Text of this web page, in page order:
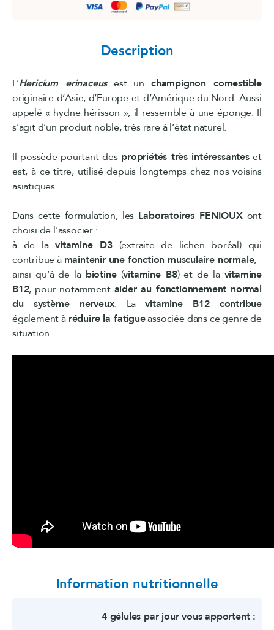
Description
L’Hericium erinaceusest unchampignon comestible
originaire d’Asie, d’Europe et d’Amérique du Nord. Aussi
appelé « hydne hérisson », il ressemble à une éponge. Il
s’agit d’un produit noble, très rare à l’état naturel.
Il possède pourtant des propriétés très intéressanteset
est, à ce titre, utilisé depuis longtemps chez nos voisins
asiatiques.
Dans cette formulation, les Laboratoires FENIOUXont
choisi de l’associer :
à de lavitamine D3(extraite de lichen boréal) qui
contribue à maintenir une fonction musculaire normale,
ainsi qu’à de la biotine(vitamine B8) et de la vitamine
B12, pour notamment aider au fonctionnement normal
du système nerveux. Lavitamine B12 contribue
également à réduire la fatigueassociée dans ce genre de
situation.
Information nutritionnelle
4 gélules par jour vous apportent :